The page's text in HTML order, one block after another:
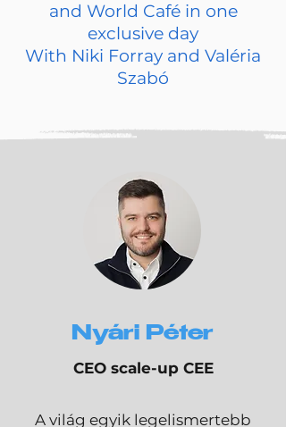
and World Café in one
exclusive day
With Niki Forray and Valéria
Szabó
Nyári Péter
CEO scale-up CEE
A világ egyik legelismertebb